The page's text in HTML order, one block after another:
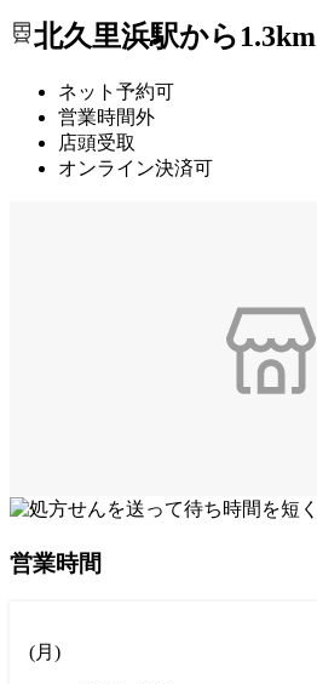
北久里浜駅から1.3km
ネット予約可
営業時間外
店頭受取
オンライン決済可
営業時間
(月 )